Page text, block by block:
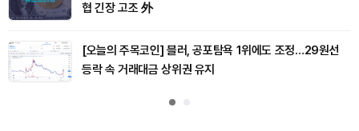
협 긴장 고조 外
[오늘의 주목코인] 블러, 공포탐욕 1위에도 조정…29원선
등락 속 거래대금 상위권 유지